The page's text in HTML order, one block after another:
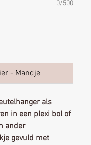
0/500
- Mandje
als
in een plexi bol of
ander
gevuld met